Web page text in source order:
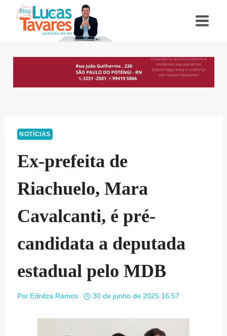
NOTÍCIAS
Ex-prefeita de
Riachuelo, Mara
Cavalcanti, é pré-
candidata a deputada
estadual pelo MDB
Por Ednilza Ramos 30 de junho de 2025 16:57